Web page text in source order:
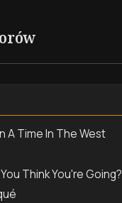
A Time In The West
Think You're Going?